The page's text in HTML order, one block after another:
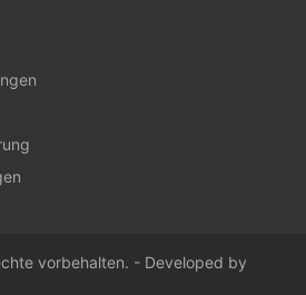
vorbehalten. - Developed by